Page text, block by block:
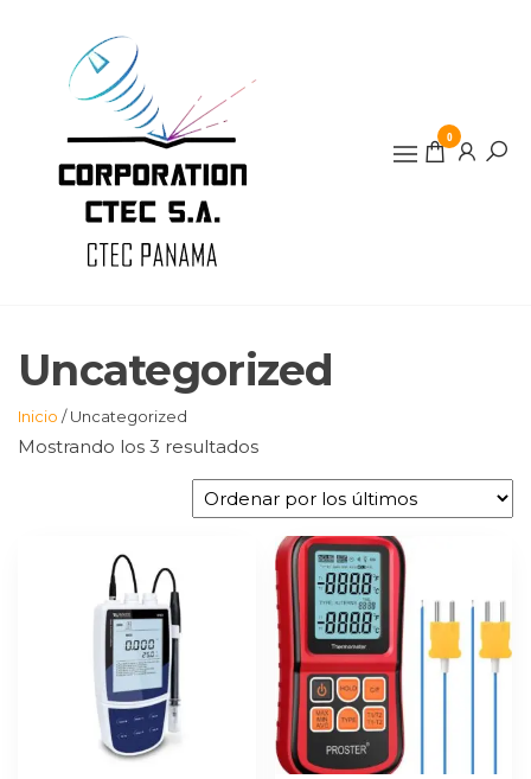
contenido
0
Uncategorized
Inicio / Uncategorized
Mostrando los 3 resultadosOrdenado
por
los
últimos